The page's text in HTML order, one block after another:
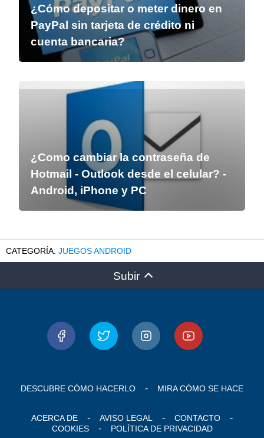
¿Cómo depositar o meter dinero en
PayPal sin tarjeta de crédito ni
cuenta bancaria?
¿Como cambiar la contraseña de
Hotmail - Outlook desde el celular? -
Android, iPhone y PC
JUEGOS ANDROID
Subir
DESCUBRE CÓMO HACERLO MIRA CÓMO SE HACE
ACERCA DE AVISO LEGAL
CONTACTO
COOKIES
POLÍTICA DE PRIVACIDAD